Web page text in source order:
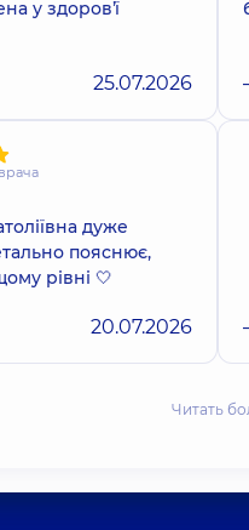
у здоровʼї
25.07.2026
дуже
пояснює,
рівні 🤍
20.07.2026
Читать